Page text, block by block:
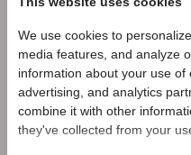
Motoport Leek
Meer advertenties
Speciale
Benieuwd naar de
0594-511349
We use cookies to
media features, and analyze
information about your use of
advertising, and analytics
combine it with other
they've collected from your